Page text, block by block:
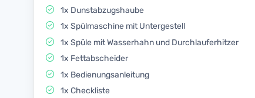
1x Dunstabzugshaube
1x Spülmaschine mit Untergestell
1x Spüle mit Wasserhahn und Durchlauferhitzer
1x Fettabscheider
1x Bedienungsanleitung
1x Checkliste